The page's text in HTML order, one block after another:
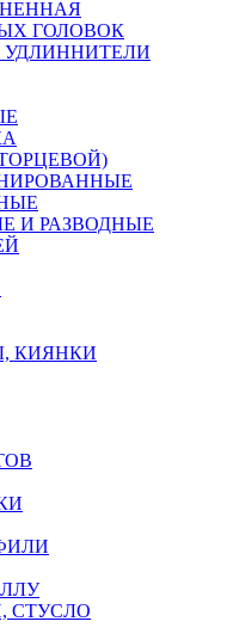
ГОЛОВОК
УДЛИННИТЕЛИ
И РАЗВОДНЫЕ
КИЯНКИ
СТУСЛО